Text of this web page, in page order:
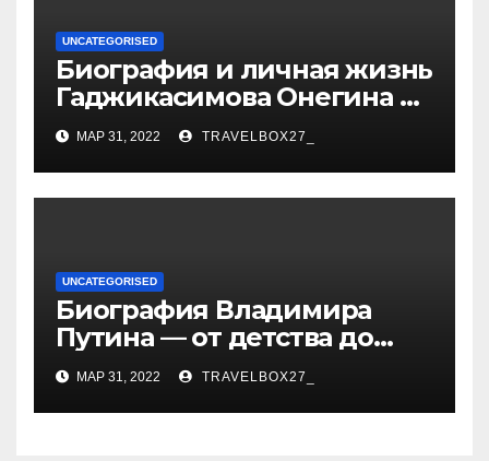
UNCATEGORISED
Биография и личная жизнь
Гаджикасимова Онегина —
информация о жене и
детях
МАР 31, 2022 TRAVELBOX27_
UNCATEGORISED
Биография Владимира
Путина — от детства до
президентства
МАР 31, 2022 TRAVELBOX27_